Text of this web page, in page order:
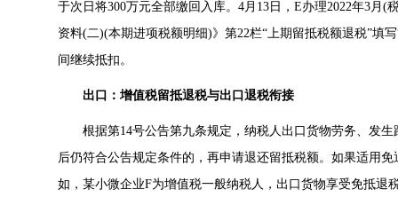
于次日将300万元全部缴回入库。4月13日，E办理2022年3月
资料(二)(本期进项税额明细)》第22栏“上期留抵税额退税”填
间继续抵扣。
出口：增值税留抵退税与出口退税衔接
根据第14号公告第九条规定，纳税人出口货物劳务、发生
后仍符合公告规定条件的，再申请退还留抵税额。如果适用
如，某小微企业F为增值税一般纳税人，出口货物享受免抵退